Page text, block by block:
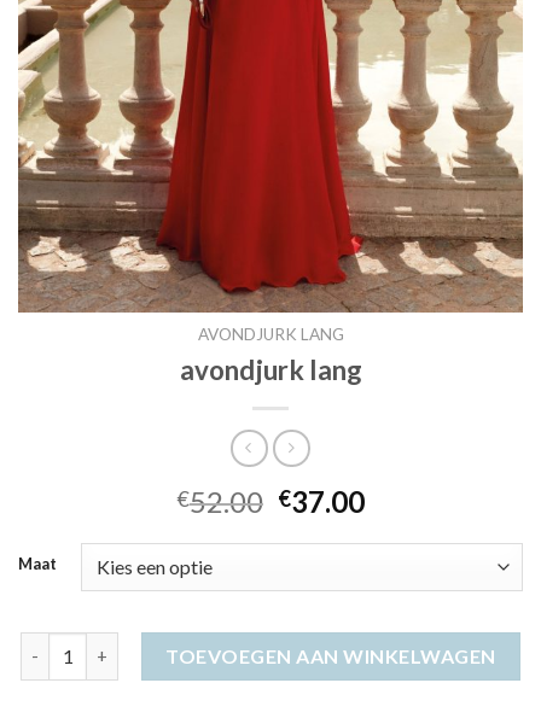
AVONDJURK LANG
avondjurk lang
€52.00 €37.00
Maat
TOEVOEGEN AAN WINKELWAGEN